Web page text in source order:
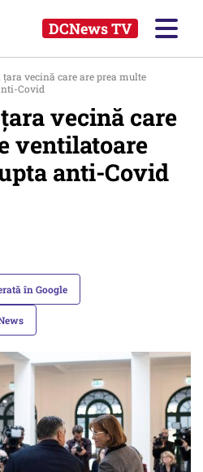
DCNews TV
vecină care are prea multe
Covid
vecină care
ventilatoare
anti-Covid
în Google